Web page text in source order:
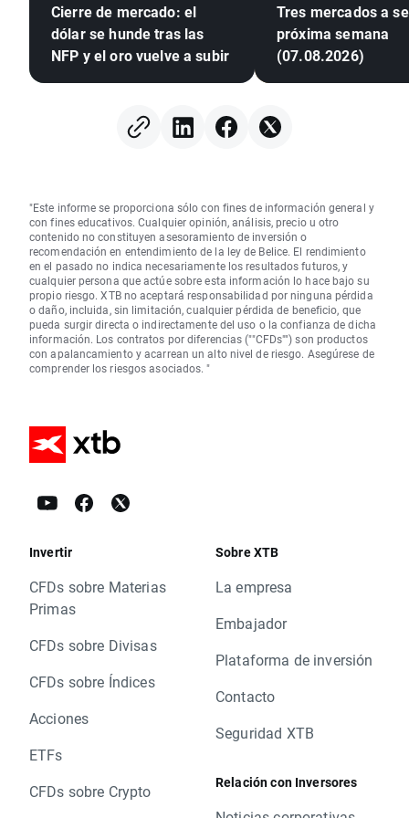
Cierre de mercado: el
dólar se hunde tras las
NFP y el oro vuelve a subir
Tres mercados a
próxima semana
(07.08.2026)
"Este informe se proporciona sólo con fines de información general y
con fines educativos. Cualquier opinión, análisis, precio u otro
contenido no constituyen asesoramiento de inversión o
recomendación en entendimiento de la ley de Belice. El rendimiento
en el pasado no indica necesariamente los resultados futuros, y
cualquier persona que actúe sobre esta información lo hace bajo su
propio riesgo. XTB no aceptará responsabilidad por ninguna pérdida
o daño, incluida, sin limitación, cualquier pérdida de beneficio, que
pueda surgir directa o indirectamente del uso o la confianza de dicha
información. Los contratos por diferencias (""CFDs"") son productos
con apalancamiento y acarrean un alto nivel de riesgo. Asegúrese de
comprender los riesgos asociados. "
Invertir
CFDs sobre Materias
Primas
CFDs sobre Divisas
CFDs sobre Índices
Acciones
ETFs
CFDs sobre Crypto
Sobre XTB
La empresa
Embajador
Plataforma de inversión
Contacto
Seguridad XTB
Relación con Inversores